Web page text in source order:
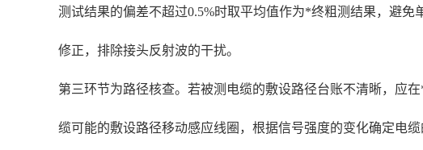
测试结果的偏差不超过0.5%时取平均值作为*终粗测结果，避
修正，排除接头反射波的干扰。
第三环节为路径核查。若被测电缆的敷设路径台账不清晰，应
缆可能的敷设路径移动感应线圈，根据信号强度的变化确定电